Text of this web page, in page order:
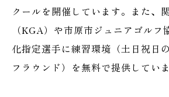
クールを開催しています。また、
（KGA）や市原市ジュニアゴル
化指定選手に練習環境（土日祝日
フラウンド）を無料で提供していま